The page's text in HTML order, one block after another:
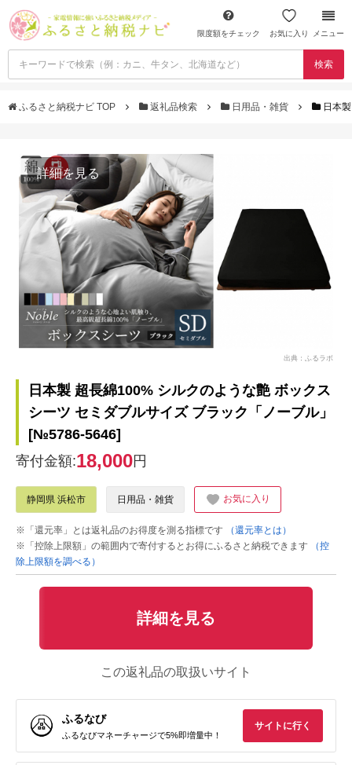
限度額をチェック お気に入り メニュー
検索
ふるさと納税ナビ TOP 返礼品検索 日用品・雑貨 日本
詳細を見る
出典：ふるラボ
日本製 超長綿100% シルクのような艶 ボックス
シーツ セミダブルサイズ ブラック「ノーブル」
[№5786-5646]
寄付金額:18,000円
静岡県 浜松市 日用品・雑貨 お気に入り
※「還元率」とは返礼品のお得度を測る指標です
（還元率とは）
※「控除上限額」の範囲内で寄付するとお得にふるさと納税できます
（控
除上限額を調べる）
詳細を見る
この返礼品の取扱いサイト
ふるなび
ふるなびマネーチャージで5%即増量中！
サイトに行く